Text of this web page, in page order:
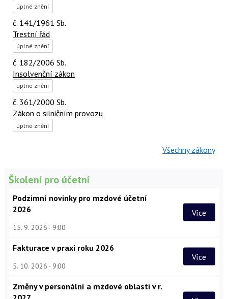
úplné znění
č. 141/1961 Sb.
Trestní řád
úplné znění
č. 182/2006 Sb.
Insolvenční zákon
úplné znění
č. 361/2000 Sb.
Zákon o silničním provozu
úplné znění
Všechny zákony
Školení pro účetní
Podzimní novinky pro mzdové účetní
2026
15. 9. 2026 9:00
Více
Fakturace v praxi roku 2026
5. 10. 2026 9:00
Více
Změny v personální a mzdové oblasti v r.